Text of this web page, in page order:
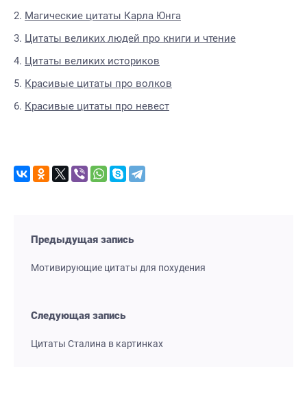
Магические цитаты Карла Юнга
Цитаты великих людей про книги и чтение
Цитаты великих историков
Красивые цитаты про волков
Красивые цитаты про невест
Предыдущая запись
Мотивирующие цитаты для похудения
Следующая запись
Цитаты Сталина в картинках